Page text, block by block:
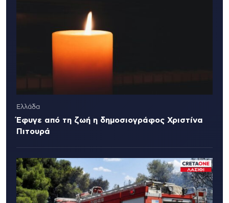
Ελλάδα
Έφυγε από τη ζωή η δημοσιογράφος Χριστίνα
Πιτουρά